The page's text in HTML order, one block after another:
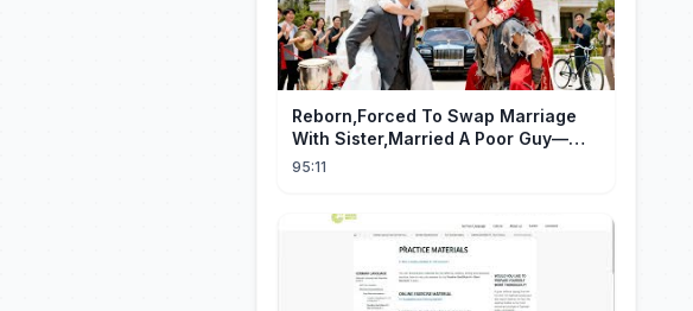
Reborn,Forced To Swap Marriage
With Sister,Married A Poor Guy—
He’S Actually A Rich Ceo!Shocked!
95:11